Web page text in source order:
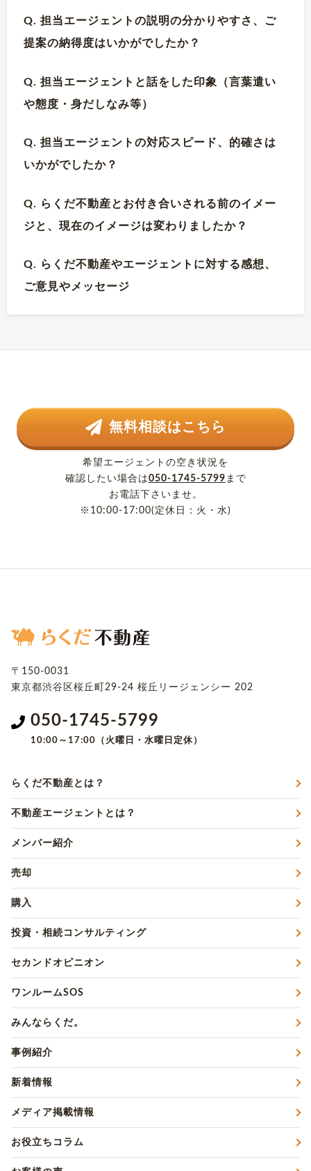
Q. 担当エージェントの説明の分かりやすさ、ご
提案の納得度はいかがでしたか？
Q. 担当エージェントと話をした印象（言葉遣い
や態度・身だしなみ等）
Q. 担当エージェントの対応スピード、的確さは
いかがでしたか？
Q. らくだ不動産とお付き合いされる前のイメー
ジと、現在のイメージは変わりましたか？
Q. らくだ不動産やエージェントに対する感想、
ご意見やメッセージ
無料相談はこちら
希望エージェントの空き状況を
確認したい場合は050-1745-5799 まで
お電話下さいませ。
※10:00-17:00(定休日：火・水)
〒150-0031
東京都渋谷区桜丘町29-24 桜丘リージェンシー 202
050-1745-5799
10:00～17:00（火曜日・水曜日定休）
らくだ不動産とは？
不動産エージェントとは？
メンバー紹介
売却
購入
投資・相続コンサルティング
セカンドオピニオン
ワンルームSOS
みんならくだ。
事例紹介
新着情報
メディア掲載情報
お役立ちコラム